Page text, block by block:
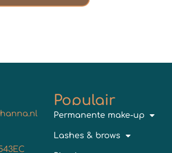
Populair
Permanente make-up
Lashes & brows